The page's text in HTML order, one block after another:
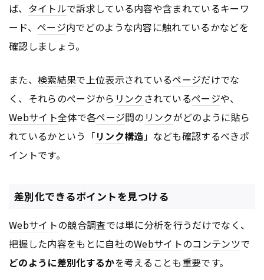
ば、 タイトルで訴求している内容や含まれているキーワ
ード、 ページ内でどのような内容に触れているかなどを
確認しましょう。
また、 検索結果で上位表示されているページだけでな
く、それらのぺージから リンク されているページや、
Webサイト全体で各ページ間の リンクがどのように貼ら
れているかという「リンク構造 」なども確認するべきポ
イントです。
差別化できるポイントを見つける
Webサイトの競合調査では単に分析を行うだけでなく、
把握した内容をもとに自社のWebサイトのコンテンツで
どのように差別化するかを考えることも重要です。